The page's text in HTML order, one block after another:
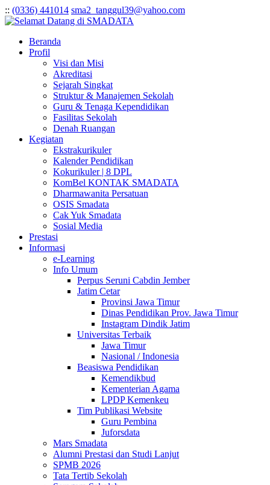
:: (0336) 441014 sma2_tanggul39@yahoo.com
Beranda
Profil
Visi dan Misi
Akreditasi
Sejarah Singkat
Struktur & Manajemen Sekolah
Guru & Tenaga Kependidikan
Fasilitas Sekolah
Denah Ruangan
Kegiatan
Ekstrakurikuler
Kalender Pendidikan
Kokurikuler | 8 DPL
KomBel KONTAK SMADATA
Dharmawanita Persatuan
OSIS Smadata
Cak Yuk Smadata
Sosial Media
Prestasi
Informasi
e-Learning
Info Umum
Perpus Seruni Cabdin Jember
Jatim Cetar
Provinsi Jawa Timur
Dinas Pendidikan Prov. Jawa Timur
Instagram Dindik Jatim
Universitas Terbaik
Jawa Timur
Nasional / Indonesia
Beasiswa Pendidikan
Kemendikbud
Kementerian Agama
LPDP Kemenkeu
Tim Publikasi Website
Guru Pembina
Juforsdata
Mars Smadata
Alumni Prestasi dan Studi Lanjut
SPMB 2026
Tata Tertib Sekolah